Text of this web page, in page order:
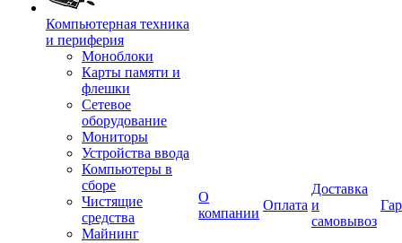
Компьютерная техника
и периферия
Моноблоки
Карты памяти и
флешки
Сетевое
оборудование
Мониторы
Устройства ввода
Компьютеры в
сборе
Чистящие
средства
Майнинг
О
компании
Оплата
Доставка
и
самовывоз